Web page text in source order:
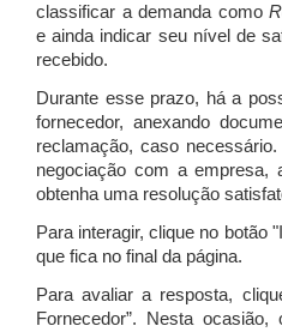
classificar a demanda como
e ainda indicar seu nível de
recebido.
Durante esse prazo, há a
fornecedor, anexando
reclamação, caso
negociação com a
obtenha uma resolução
Para interagir, clique no botão
que fica no final da página.
Para avaliar a resposta,
Fornecedor”. Nesta